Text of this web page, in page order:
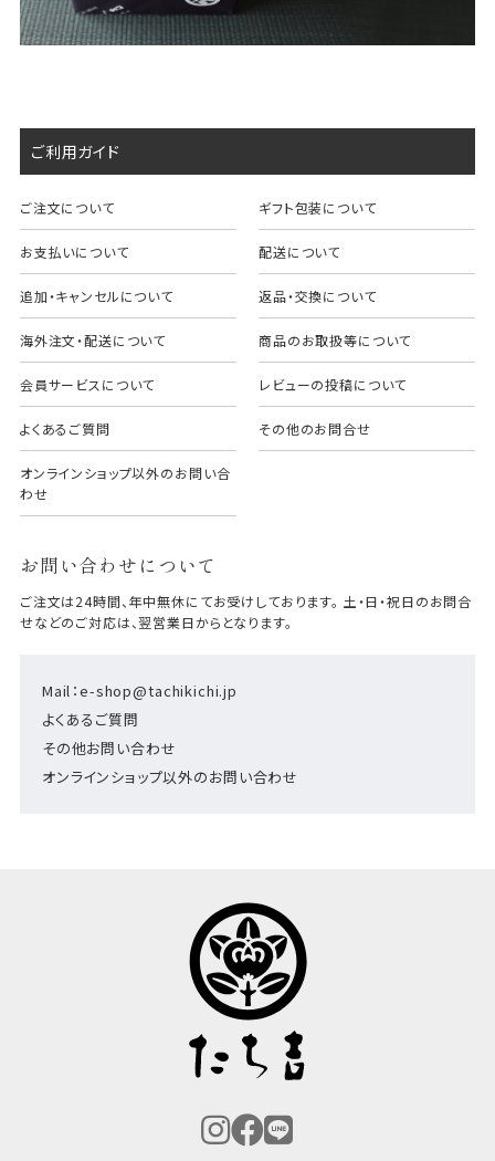
ご利用ガイド
ご注文について ギフト包装について
お支払いについて 配送について
追加・キャンセルについて 返品・交換について
海外注文・配送について 商品のお取扱等について
会員サービスについて レビューの投稿について
よくあるご質問 その他のお問合せ
オンラインショップ以外のお問い合
わせ
お問い合わせについて
Mail：e-shop@tachikichi.jp
よくあるご質問
その他お問い合わせ
オンラインショップ以外のお問い合わせ
ご注文は24時間、年中無休にてお受けしております。 土・日・祝日のお問合
せなどのご対応は、翌営業日からとなります。